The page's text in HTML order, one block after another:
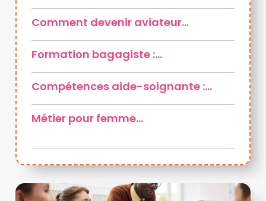
Comment devenir aviateur…
Formation bagagiste :…
Compétences aide-soignante :…
Métier pour femme…